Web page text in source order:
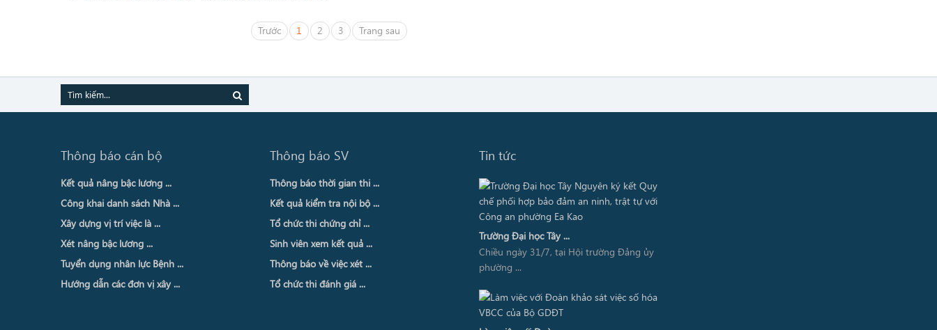
Trước 1 2 3 Trang sau
Thông báo cán bộ
Kết quả nâng bậc lương ...
Công khai danh sách Nhà ...
Xây dựng vị trí việc là ...
Xét nâng bậc lương ...
Tuyển dụng nhân lực Bệnh ...
Hướng dẫn các đơn vị xây ...
Thông báo SV
Thông báo thời gian thi ...
Kết quả kiểm tra nội bộ ...
Tổ chức thi chứng chỉ ...
Sinh viên xem kết quả ...
Thông báo về việc xét ...
Tổ chức thi đánh giá ...
Tin tức
Trường Đại học Tây ...
Chiều ngày 31/7, tại Hội trường Đảng ủy
phường ...